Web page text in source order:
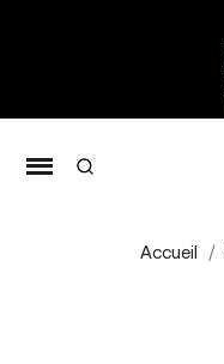
Accueil